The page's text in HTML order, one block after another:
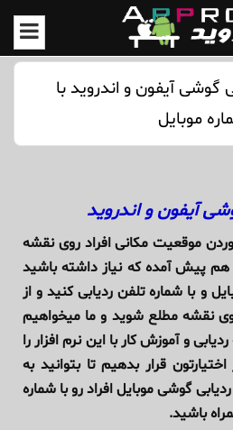
گوشی آیفون و اندروید با
موبایل
آیفون و اندروید
موقعیت مکانی افراد روی نقشه
پیش آمده که نیاز داشته باشید
و با شماره تلفن ردیابی کنید و از
نقشه مطلع شوید و ما میخواهیم
و آموزش کار با این نرم افزار را
قرار بدهیم تا بتوانید به
گوشی موبایل افراد رو با شماره
باشید.